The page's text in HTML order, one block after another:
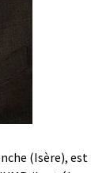
(Isère), est